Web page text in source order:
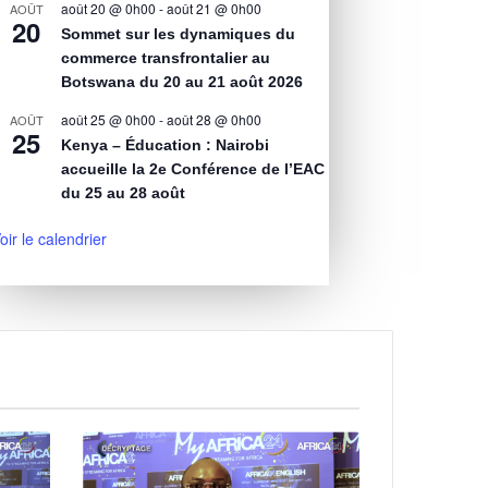
AOÛT
20
août 20 @ 0h00 -août 21 @ 0h00
Sommet sur les dynamiques du
commerce transfrontalier au
Botswana du 20 au 21 août 2026
AOÛT
25
août 25 @ 0h00 -août 28 @ 0h00
Kenya – Éducation : Nairobi
accueille la 2e Conférence de l’EAC
du 25 au 28 août
le calendrier